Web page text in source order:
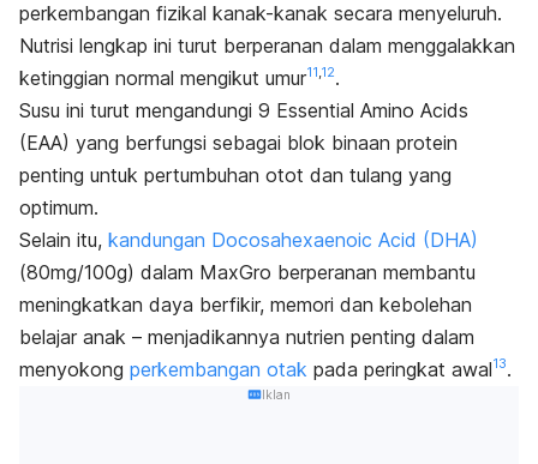
perkembangan fizikal kanak-kanak secara menyeluruh.
Nutrisi lengkap ini turut berperanan dalam menggalakkan
ketinggian normal mengikut umur11 12.
Susu ini turut mengandungi 9 Essential Amino Acids
(EAA) yang berfungsi sebagai blok binaan protein
penting untuk pertumbuhan otot dan tulang yang
optimum.
Selain itu, kandungan Docosahexaenoic Acid (DHA)
(80mg/100g) dalam MaxGro berperanan membantu
meningkatkan daya berfikir, memori dan kebolehan
belajar anak – menjadikannya nutrien penting dalam
menyokong perkembangan otak pada peringkat awal13.
Iklan